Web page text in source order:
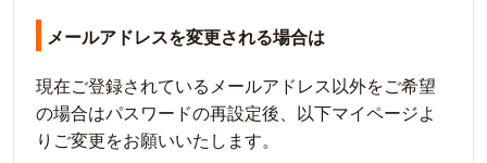
メールアドレスを変更される場合は
現在ご登録されているメールアドレス以外をご希望
の場合はパスワードの再設定後、以下マイページよ
りご変更をお願いいたします。